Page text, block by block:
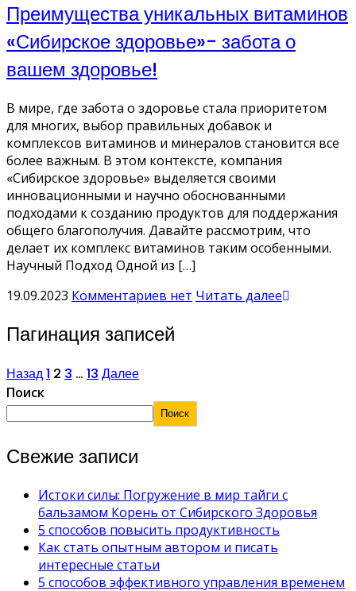
Преимущества уникальных витаминов
«Сибирское здоровье»- забота о
вашем здоровье!
В мире, где забота о здоровье стала приоритетом
для многих, выбор правильных добавок и
комплексов витаминов и минералов становится все
более важным. В этом контексте, компания
«Сибирское здоровье» выделяется своими
инновационными и научно обоснованными
подходами к созданию продуктов для поддержания
общего благополучия. Давайте рассмотрим, что
делает их комплекс витаминов таким особенными.
Научный Подход Одной из […]
19.09.2023 Комментариев нет Читать далее
Пагинация записей
Назад1 2 3 … 13 Далее
Поиск
Поиск
Свежие записи
Истоки силы: Погружение в мир тайги с
бальзамом Корень от Сибирского Здоровья
5 способов повысить продуктивность
Как стать опытным автором и писать
интересные статьи
5 способов эффективного управления временем